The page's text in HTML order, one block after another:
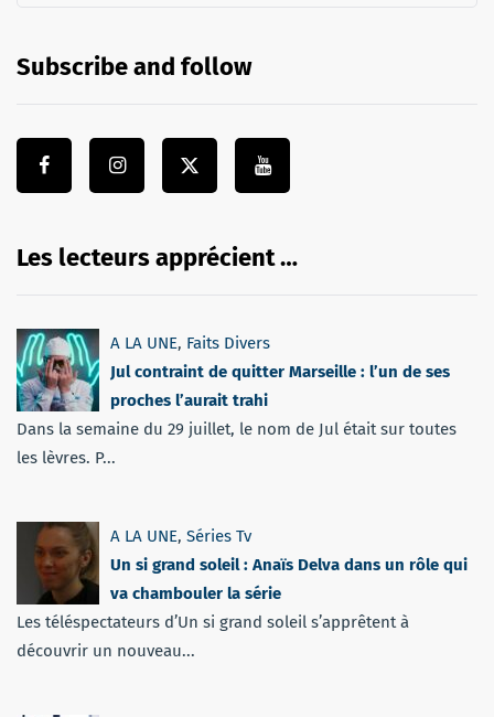
Subscribe and follow
Les lecteurs apprécient …
A LA UNE, Faits Divers
Jul contraint de quitter Marseille : l’un de ses
proches l’aurait trahi
Dans la semaine du 29 juillet, le nom de Jul était sur toutes
les lèvres. P...
A LA UNE, Séries Tv
Un si grand soleil : Anaïs Delva dans un rôle qui
va chambouler la série
Les téléspectateurs d’Un si grand soleil s’apprêtent à
découvrir un nouveau...